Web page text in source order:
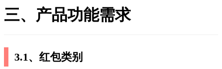
三、产品功能需求
3.1、红包类别